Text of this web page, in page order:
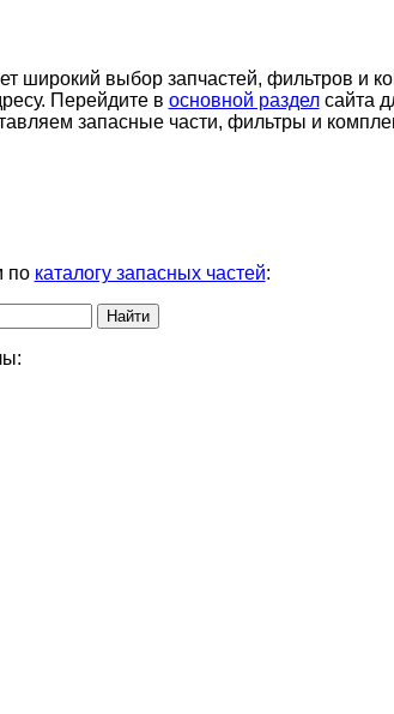
широкий выбор запчастей, фильтров и
Перейдите в основной разделсайта
запасные части, фильтры и
по каталогу запасных частей: